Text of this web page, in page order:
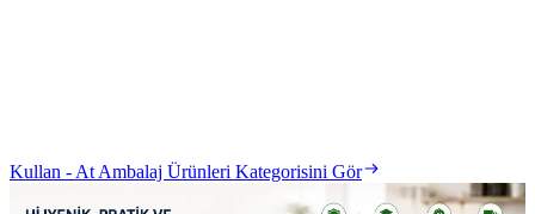
Kullan - At Ambalaj Ürünleri Kategorisini Gör